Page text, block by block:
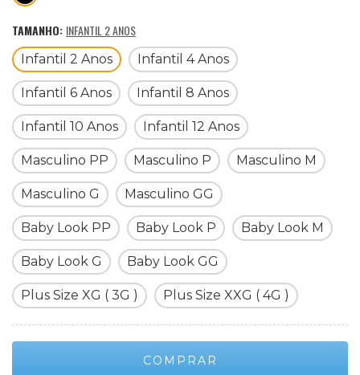
TAMANHO: INFANTIL 2 ANOS
Infantil 2 Anos Infantil 4 Anos
Infantil 6 Anos Infantil 8 Anos
Infantil 10 Anos Infantil 12 Anos
Masculino PP Masculino P Masculino M
Masculino G Masculino GG
Baby Look PP Baby Look P Baby Look M
Baby Look G Baby Look GG
Plus Size XG ( 3G ) Plus Size XXG ( 4G )